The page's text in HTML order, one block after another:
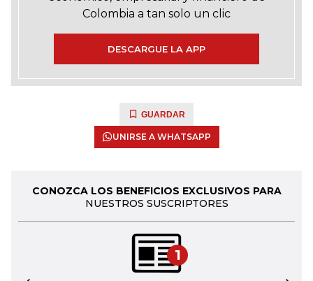
Colombia a tan solo un clic
DESCARGUE LA APP
GUARDAR
UNIRSE A WHATSAPP
CONOZCA LOS BENEFICIOS EXCLUSIVOS PARA
NUESTROS SUSCRIPTORES
1